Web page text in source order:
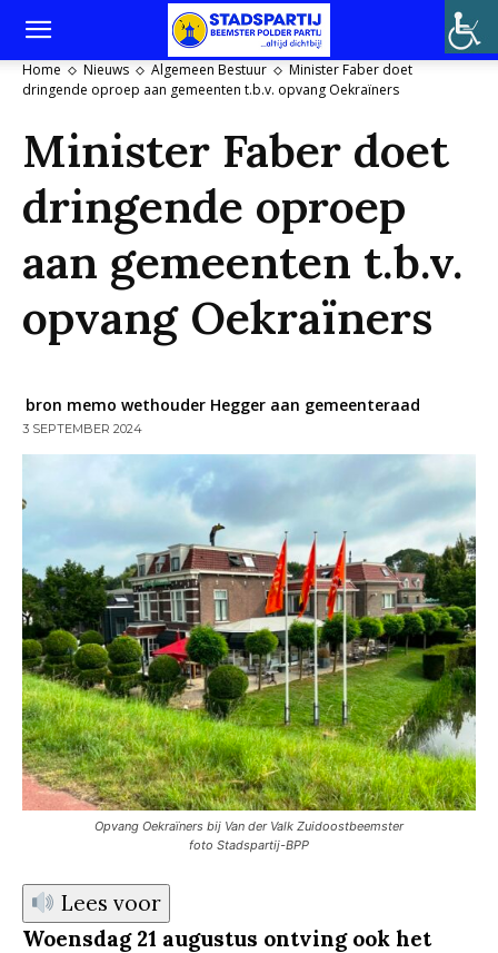
Home Nieuws Algemeen Bestuur
Minister Faber doet
dringende oproep aan gemeenten t.b.v. opvang Oekraïners
Minister Faber doet
dringende oproep
aan gemeenten t.b.v.
opvang Oekraïners
bron memo wethouder Hegger aan gemeenteraad
3 SEPTEMBER 2024
Opvang Oekraïners bij Van der Valk Zuidoostbeemster
foto Stadspartij-BPP
Lees voor
Woensdag 21 augustus ontving ook het